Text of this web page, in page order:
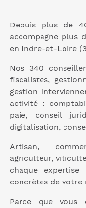
Depuis plus de
accompagne plus
en Indre-et-Loire
Nos 340
fiscalistes,
gestion
activité :
paie, conseil
digitalisation,
Artisan,
agriculteur,
chaque
concrètes de
Parce que vous